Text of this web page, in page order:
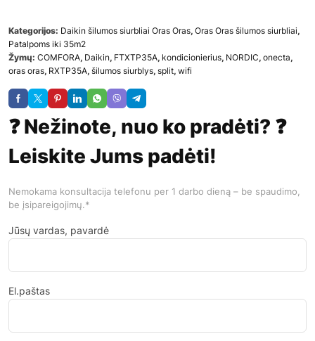
Kategorijos: Daikin šilumos siurbliai Oras Oras, Oras Oras šilumos siurbliai,
Patalpoms iki 35m2
Žymų: COMFORA, Daikin, FTXTP35A, kondicionierius, NORDIC, onecta,
oras oras, RXTP35A, šilumos siurblys, split, wifi
❓ Nežinote, nuo ko pradėti? ❓
Leiskite Jums padėti!
Nemokama konsultacija telefonu per 1 darbo dieną – be spaudimo,
be įsipareigojimų.*
Jūsų vardas, pavardė
El.paštas